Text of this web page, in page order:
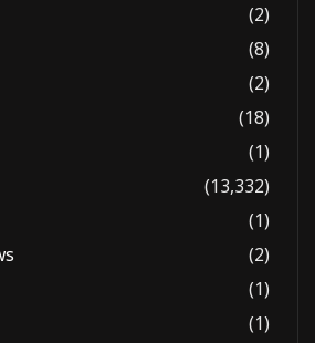
(2)
(8)
(2)
(18)
(1)
(13,332)
(1)
(2)
(1)
(1)